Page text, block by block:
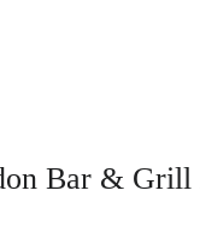
Bar & Grill